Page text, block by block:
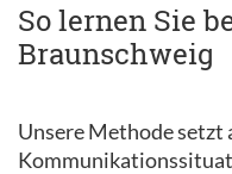
So lernen Sie
Braunschweig
Unsere Methode setzt